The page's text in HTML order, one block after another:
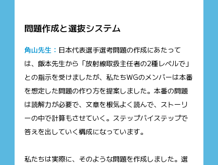
問題作成と選抜システム
角山先生： 日本代表選手選考問題の作成にあたって
は、飯本先生から「放射線取扱主任者の2種レベルで」
との指示を受けましたが、私たちWGのメンバーは本番
を想定した問題の作り方を提案しました。本番の問題
は読解力が必要で、文章を根気よく読んで、ストーリ
ーの中で計算もさせていく。ステップバイステップで
答えを出していく構成になっています。
私たちは実際に、そのような問題を作成しました。選